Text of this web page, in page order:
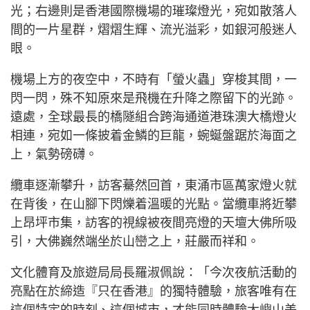
光；右邊則是香港國際機場的璀璨燈光，宛如散落人
間的一片星群，熠熠生輝、流光溢彩，如銀河般迷人
眼。
機場上方的夜空中，不時有「螢火蟲」穿梭其間，一
閃一閃，殊不知原來是飛機在升降之際留下的光跡。
遠處，全球最長的橋隧組合跨海通道港珠澳大橋燈火
相連，宛如一條披着金鱗的巨龍，蜿蜒盤踞於海面之
上，氣勢磅礴。
纜車逐漸攀升，訪客驀然回首，東涌市區萬家燈火就
在背後，在山腳下閃爍着溫暖的光點。當纜車將近攀
上昂坪市集，訪客的視線被夜間亮燈的天壇大佛所吸
引，大佛巍然端坐於山巒之上，莊嚴而祥和。
文化體育及旅遊局局長羅淑佩說：「今次夜航活動的
亮點在於締造『只在香港』的獨特體驗，旅客唯有在